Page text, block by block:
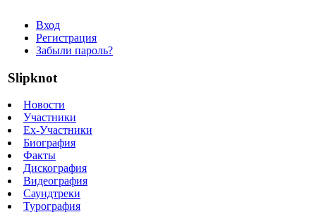
Вход
Регистрация
Забыли пароль?
Slipknot
Новости
Участники
Ex-Участники
Биография
Факты
Дискография
Видеография
Саундтреки
Турография